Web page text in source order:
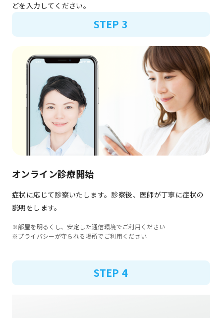
どを入力してください。
STEP 3
オンライン診療開始
症状に応じて診察いたします。診察後、医師が丁寧に症状の
説明をします。
※部屋を明るくし、安定した通信環境でご利用ください
※プライバシーが守られる場所でご利用ください
STEP 4